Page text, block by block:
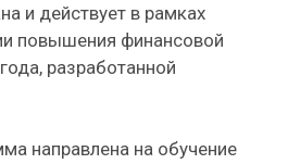
и действует в рамках
повышения финансовой
разработанной
направлена на обучение